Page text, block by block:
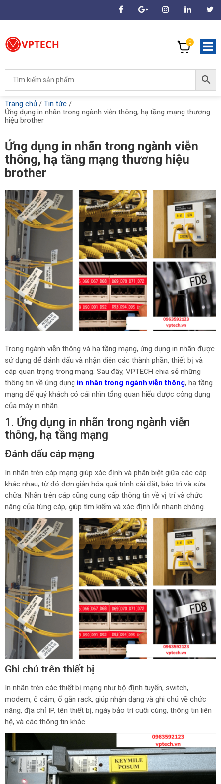
0
Trang chủ / Tin tức /
Ứng dụng in nhãn trong ngành viễn thông, hạ tầng mạng thương
hiệu brother
Ứng dụng in nhãn trong ngành viễn
thông, hạ tầng mạng thương hiệu
brother
Trong ngành viễn thông và hạ tầng mạng, ứng dụng in nhãn được
sử dụng để đánh dấu và nhận diện các thành phần, thiết bị và
cáp quan trọng trong mạng. Sau đây, VPTECH chia sẻ những
thông tin về ứng dụng in nhãn trong ngành viễn thông, hạ tầng
mạng để quý khách có cái nhìn tổng quan hiểu được công dụng
của máy in nhãn.
1. Ứng dụng in nhãn trong ngành viễn
thông, hạ tầng mạng
Đánh dấu cáp mạng
In nhãn trên cáp mạng giúp xác định và phân biệt giữa các cáp
khác nhau, từ đó đơn giản hóa quá trình cài đặt, bảo trì và sửa
chữa. Nhãn trên cáp cũng cung cấp thông tin về vị trí và chức
năng của từng cáp, giúp tìm kiếm và xác định lỗi nhanh chóng.
Ghi chú trên thiết bị
In nhãn trên các thiết bị mạng như bộ định tuyến, switch,
modem, ổ cắm, ổ gắn rack, giúp nhận dạng và ghi chú về chức
năng, địa chỉ IP, tên thiết bị, ngày bảo trì cuối cùng, thông tin liên
hệ, và các thông tin khác.